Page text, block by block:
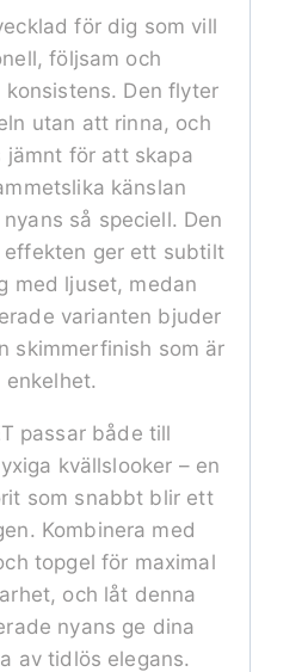
för dig som vill
följsam och
Den flyter
utan att rinna, och
för att skapa
känslan
så speciell. Den
effekten ger ett subtilt
med ljuset, medan
varianten bjuder
skimmerfinish som är
enkelhet.
passar både till
kvällslooker – en
som snabbt blir ett
Kombinera med
topgel för maximal
och låt denna
nyans ge dina
av tidlös elegans.